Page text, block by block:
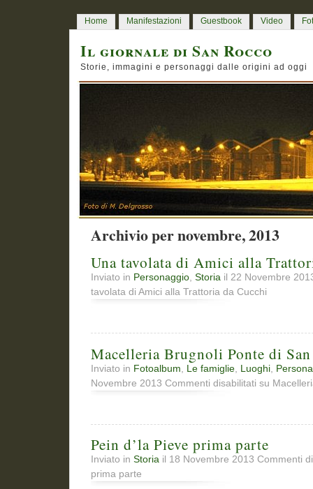
Home Manifestazioni Guestbook Video
Il giornale di San Rocco
Storie, immagini e personaggi dalle origini ad oggi
Archivio per novembre, 2013
Una tavolata di Amici alla
Inviato in Personaggio Storia il 22 Novembre
tavolata di Amici alla Trattoria da Cucchi
Macelleria Brugnoli Ponte di
Inviato in Fotoalbum Le famiglie Luoghi
Novembre 2013 Commenti disabilitati su
Pein d’la Pieve prima parte
Inviato in Storia il 18 Novembre 2013 Commenti
prima parte